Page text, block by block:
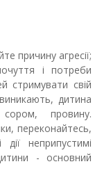
причину агресії;
і потреби
стримувати свій
дитина
провину.
переконайтесь,
неприпустимі
- основний